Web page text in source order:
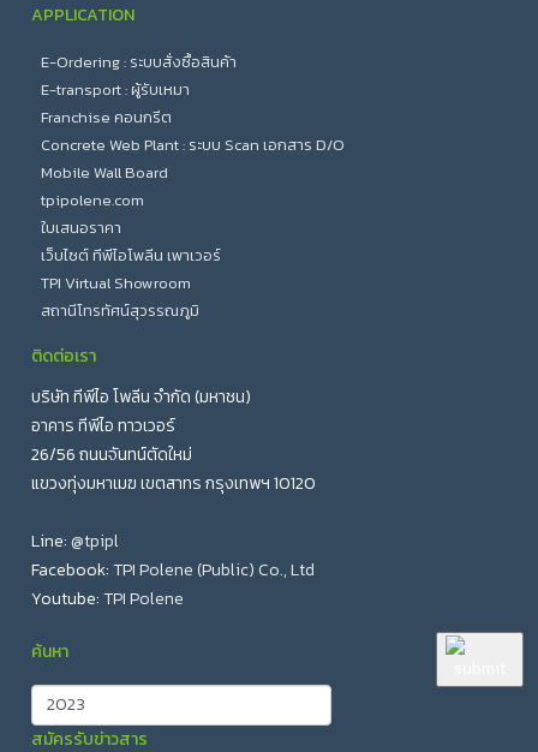
APPLICATION
E-Ordering : ระบบสั่งซื้อสินค้า
E-transport : ผู้รับเหมา
Franchise คอนกรีต
Concrete Web Plant : ระบบ Scan เอกสาร D/O
Mobile Wall Board
tpipolene.com
ใบเสนอราคา
เว็บไซต์ ทีพีไอโพลีน เพาเวอร์
TPI Virtual Showroom
สถานีโทรทัศน์สุวรรณภูมิ
ติดต่อเรา
บริษัท ทีพีไอ โพลีน จำกัด (มหาชน)
อาคาร ทีพีไอ ทาวเวอร์
26/56 ถนนจันทน์ตัดใหม่
แขวงทุ่งมหาเมฆ เขตสาทร กรุงเทพฯ 10120
Line:@tpipl
Facebook:TPI Polene (Public) Co., Ltd
Youtube:TPI Polene
ค้นหา
สมัครรับข่าวสาร